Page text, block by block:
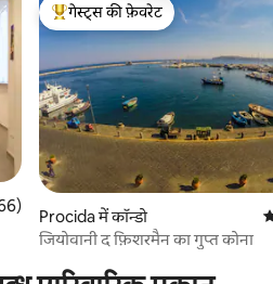
में से 4.97, 166 समीक्षाएँ
गेस्ट्स का टॉप फ़ेवरेट
गेस्ट्स की फ़ेवरेट
Procida में कॉन्डो
जियोवानी द फ़िशरमैन का गुप्त कोना